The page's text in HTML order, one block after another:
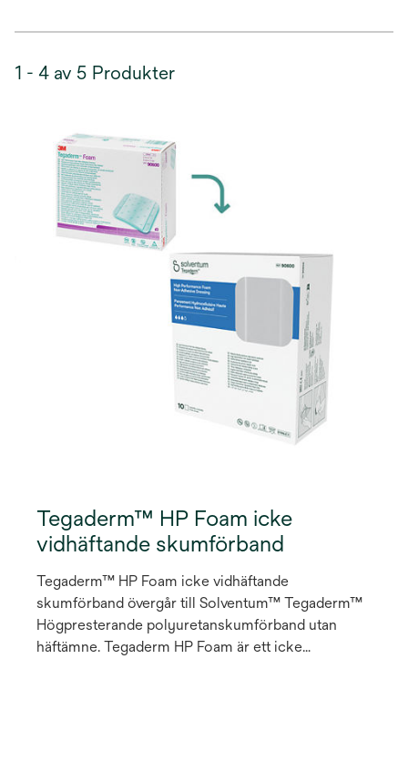
1 - 4 av 5 Produkter
Tegaderm™ HP Foam icke
vidhäftande skumförband
Tegaderm™ HP Foam icke vidhäftande
skumförband övergår till Solventum™ Tegaderm™
Högpresterande polyuretanskumförband utan
häftämne. Tegaderm HP Foam är ett icke